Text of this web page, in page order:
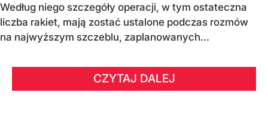
Według niego szczegóły operacji, w tym ostateczna
liczba rakiet, mają zostać ustalone podczas rozmów
na najwyższym szczeblu, zaplanowanych...
CZYTAJ DALEJ